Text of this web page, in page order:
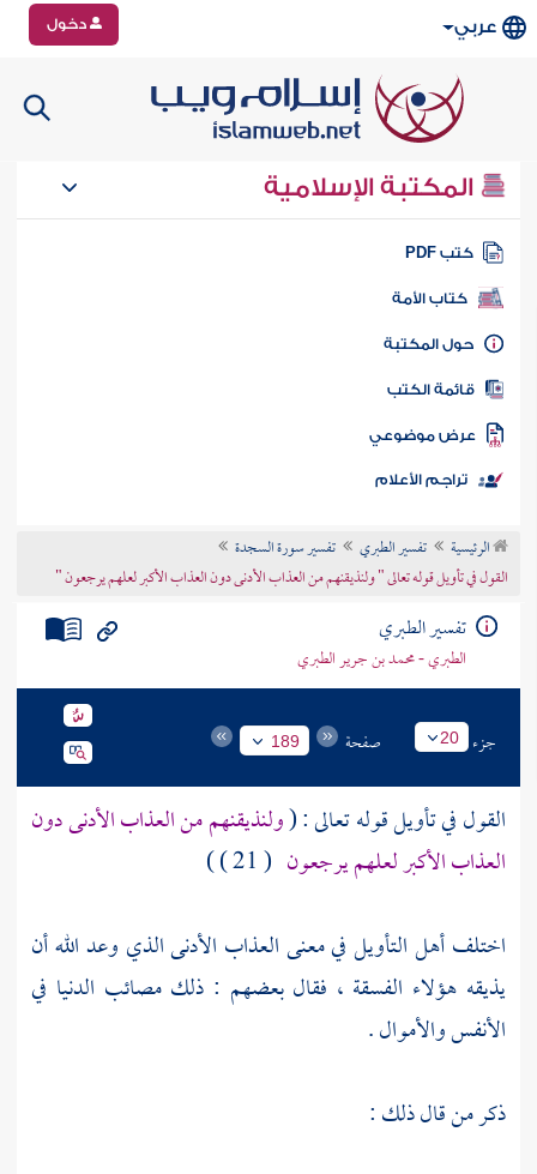
عربي دخول
المكتبة الإسلامية
كتب PDF
كتاب الأمة
المكتبة
الكتب
موضوعي
تراجم الأعلام
الرئيسية تفسير الطبري
تفسير سورة السجدة
القول في تأويل قوله تعالى " ولنذيقنهم من العذاب الأدنى دون العذاب الأكبر لعلهم يرجعون "
تفسير الطبري
الطبري - محمد بن جرير الطبري
جزء 20 صفحة 189
القول في تأويل قوله تعالى : (ولنذيقنهم من العذاب الأدنى دون
العذاب الأكبر لعلهم يرجعون ( 21 ) )
اختلف أهل التأويل في معنى العذاب الأدنى الذي وعد الله أن
يذيقه هؤلاء الفسقة ، فقال بعضهم : ذلك مصائب الدنيا في
الأنفس والأموال .
ذكر من قال ذلك :